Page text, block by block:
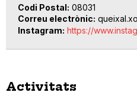
Codi Postal 08031
Correu electrònic
Instagram https://
Activitats